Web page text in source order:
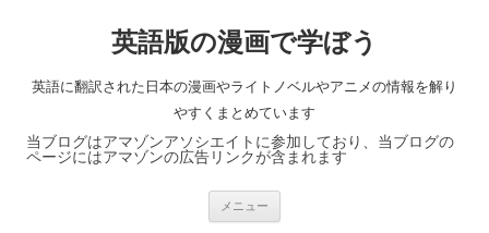
英語版の漫画で学ぼう
英語に翻訳された日本の漫画やライトノベルやアニメの情報を解り
やすくまとめています
当ブログはアマゾンアソシエイトに参加しており、当ブログの
ページにはアマゾンの広告リンクが含まれます
メニュー